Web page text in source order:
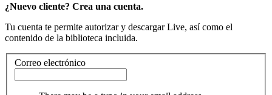
¿Nuevo cliente? Crea una cuenta.
Tu cuenta te permite autorizar y descargar Live, así como el
contenido de la biblioteca incluida.
Correo electrónico